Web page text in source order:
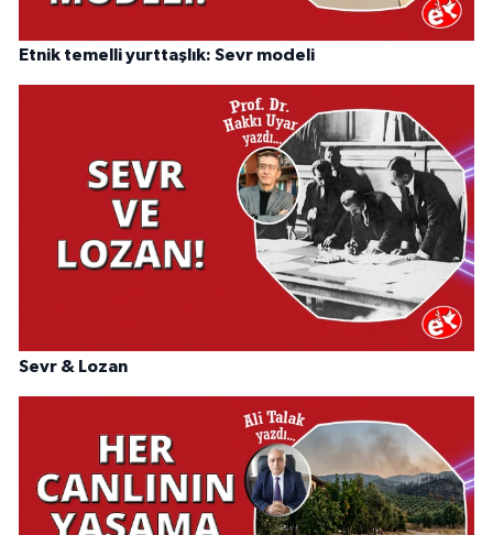
Etnik temelli yurttaşlık: Sevr modeli
Sevr & Lozan